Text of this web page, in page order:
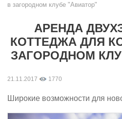
в загородном клубе "Авиатор"
АРЕНДА
КОТТЕДЖА ДЛЯ
ЗАГОРОДНОМ
21.11.2017 1770
Широкие возможности для